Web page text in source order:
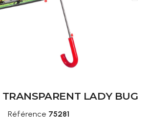
LADY BUG
Référence 75281